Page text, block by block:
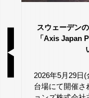
23
スウェーデン
「Axis Japan
2026年5月29日
台場にて開催さ